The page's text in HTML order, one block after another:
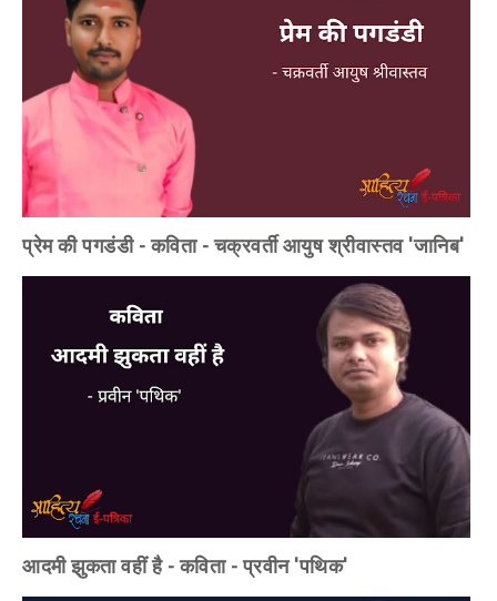
प्रेम की पगडंडी - कविता - चक्रवर्ती आयुष श्रीवास्तव 'जानिब'
आदमी झुकता वहीं है - कविता - प्रवीन 'पथिक'